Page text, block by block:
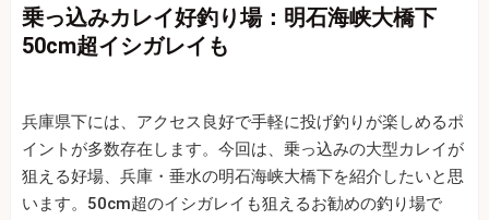
乗っ込みカレイ好釣り場：明石海峡大橋下
50cm超イシガレイも
兵庫県下には、アクセス良好で手軽に投げ釣りが楽しめるポ
イントが多数存在します。今回は、乗っ込みの大型カレイが
狙える好場、兵庫・垂水の明石海峡大橋下を紹介したいと思
います。50cm超のイシガレイも狙えるお勧めの釣り場で